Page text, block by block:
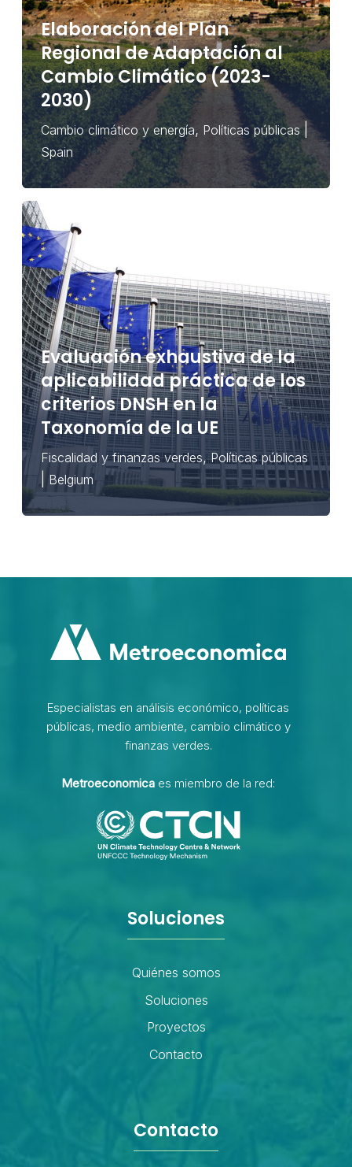
Elaboración del Plan
Regional de Adaptación al
Cambio Climático (2023-
2030)
Cambio climático y energía, Políticas públicas|
Spain
Evaluación exhaustiva de la
aplicabilidad práctica de los
criterios DNSH en la
Taxonomía de la UE
Fiscalidad y finanzas verdes,Políticas públicas
Belgium
Especialistas en análisis económico, políticas
públicas, medio ambiente, cambio climático y
finanzas verdes.
Metroeconomica es miembro de la red:
Soluciones
Quiénes somos
Soluciones
Proyectos
Contacto
Contacto